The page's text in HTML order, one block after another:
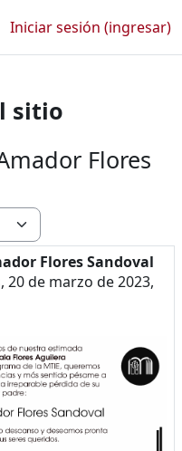
Iniciar sesión (ingresar)
sitio
Flores
Flores Sandoval
20 de marzo de 2023,